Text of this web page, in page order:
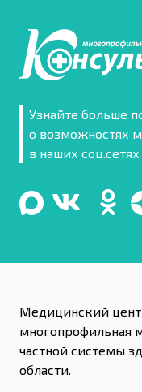
Узнайте больше
о возможностях
в наших соц.сетях
Медицинский
многопрофильная
частной системы
области.